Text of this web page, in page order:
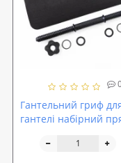
Гантельний гриф
гантелі набірний
діаметр 25 мм